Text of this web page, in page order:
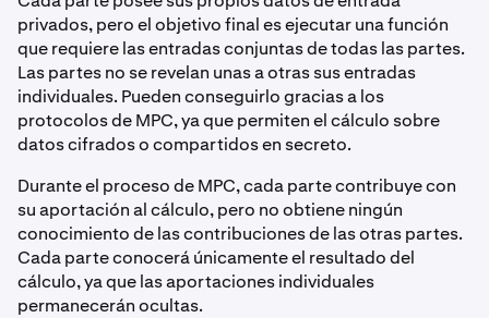
privados, pero el objetivo final es ejecutar una función
que requiere las entradas conjuntas de todas las partes.
Las partes no se revelan unas a otras sus entradas
individuales. Pueden conseguirlo gracias a los
protocolos de MPC, ya que permiten el cálculo sobre
datos cifrados o compartidos en secreto.
Durante el proceso de MPC, cada parte contribuye con
su aportación al cálculo, pero no obtiene ningún
conocimiento de las contribuciones de las otras partes.
Cada parte conocerá únicamente el resultado del
cálculo, ya que las aportaciones individuales
permanecerán ocultas.